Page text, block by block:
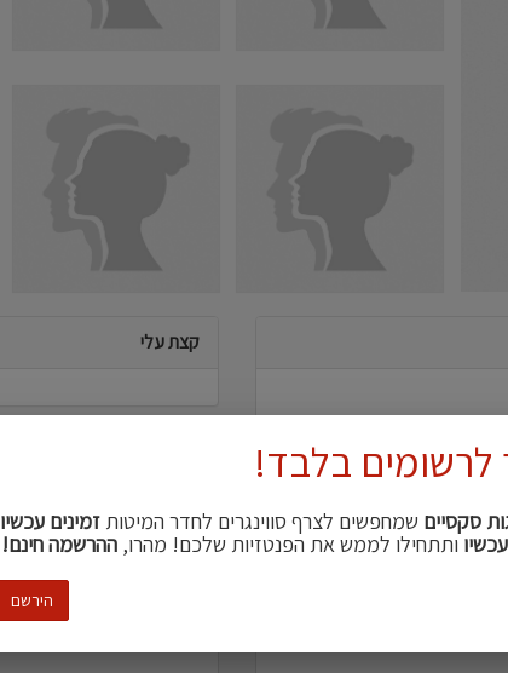
קצת עלי
לרשומים בלבד!
סקסיים שמחפשים לצרף סווינגרים לחדר המיטותזמינים עכשיו
ותתחילו לממש את הפנטזיות שלכם! מהרו,ההרשמה חינם!
הירשם